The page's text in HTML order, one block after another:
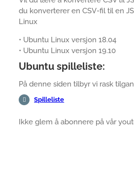
du konverterer en CSV-fil til en
Linux
• Ubuntu Linux versjon 18.04
• Ubuntu Linux versjon 19.10
Ubuntu spilleliste:
På denne siden tilbyr vi rask
Spilleliste
Ikke glem å abonnere på vår